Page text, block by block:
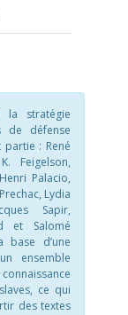
la stratégie
de défense
partie : René
Feigelson,
Palacio,
Lydia
Sapir,
et Salomé
d’une
ensemble
ce qui
des textes